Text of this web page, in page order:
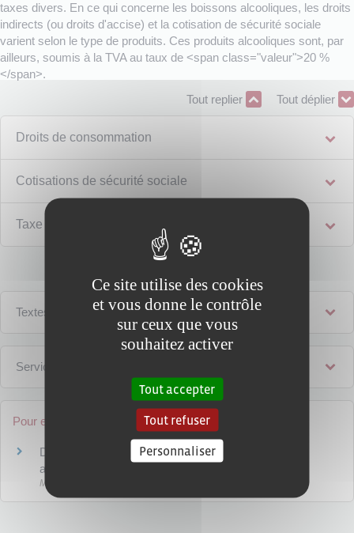
taxes divers. En ce qui concerne les boissons alcooliques, les droits
indirects (ou droits d'accise) et la cotisation de sécurité sociale
varient selon le type de produits. Ces produits alcooliques sont, par
ailleurs, soumis à la TVA au taux de <span class="valeur">20 %
</span>.
Tout replier
Tout déplier
Droits de consommation
Cotisations de sécurité sociale
Taxe sur la valeur ajoutée (TVA)
Textes de référence
Services en ligne et formulaires
Pour en savoir plus
Droits des alcools, boissons alcooliques et non
alcooliques
Ministère chargé des finances
Ce site utilise des cookies
et vous donne le contrôle
sur ceux que vous
souhaitez activer
Tout accepter
Tout refuser
Personnaliser